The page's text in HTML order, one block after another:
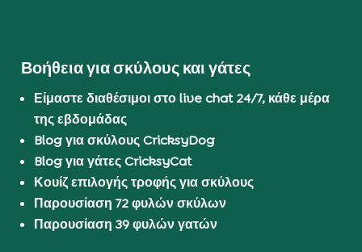
Βοήθεια για σκύλους και γάτες
Είμαστε διαθέσιμοι στο live chat 24/7, κάθε μέρα
της εβδομάδας
Blog για σκύλους CricksyDog
Blog για γάτες CricksyCat
Κουίζ επιλογής τροφής για σκύλους
Παρουσίαση 72 φυλών σκύλων
Παρουσίαση 39 φυλών γατών